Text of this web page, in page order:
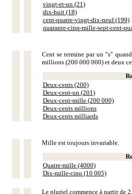
vingt-et-un (21)
dix-huit (18)
cent-quatre-vingt-dix-neuf (199)
quarante-cinq-mille-sept-cent-
Cent se termine par un "s"
millions (200 000 000) et deux
Deux-cents (200)
Deux-cent-un (201)
Deux-cent-mille (200 000)
Deux-cents millions
Deux-cents milliards
Mille est toujours invariable.
Quatre-mille (4000)
Dix-mille-cinq (10 005)
Le pluriel commence à partir de 2.